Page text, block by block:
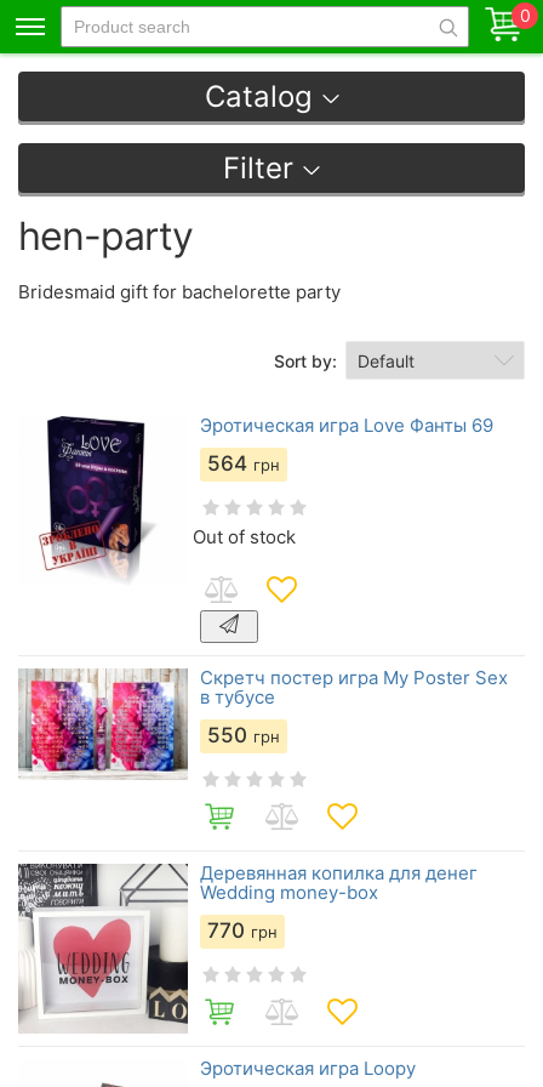
0
Catalog
Filter
hen-party
Bridesmaid gift for bachelorette party
Sort by:
Эротическая игра Love Фанты 69
564 грн
Out of stock
Скретч постер игра My Poster Sex
в тубусе
550 грн
Деревянная копилка для денег
Wedding money-box
770 грн
Эротическая игра Loopy